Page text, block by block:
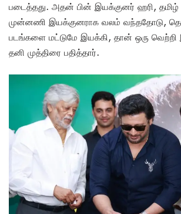
படைத்தது. அதன் பின் இயக்குனர் ஹரி, தமிழ்
முன்னணி இயக்குனராக வலம் வந்ததோடு,
படங்களை மட்டுமே இயக்கி, தான் ஒரு
தனி முத்திரை பதித்தார்.